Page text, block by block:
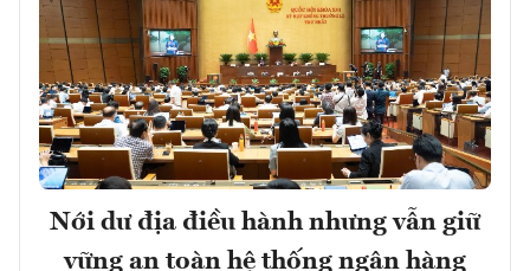
Nới dư địa điều hành nhưng vẫn giữ
vững an toàn hệ thống ngân hàng